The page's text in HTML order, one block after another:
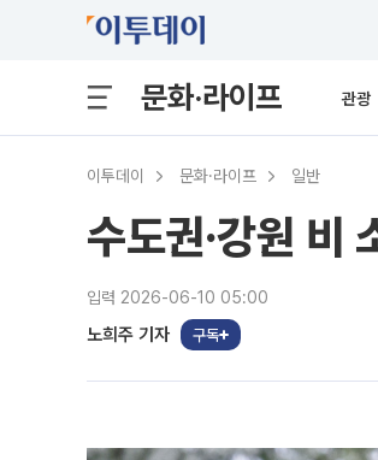
문화·라이프 관광
이투데이 문화·라이프 일반
수도권·강원
입력 2026-06-10 05:00
노희주 기자 구독